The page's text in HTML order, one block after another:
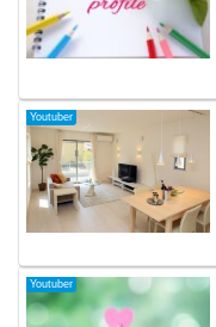
Youtuber
Youtuber